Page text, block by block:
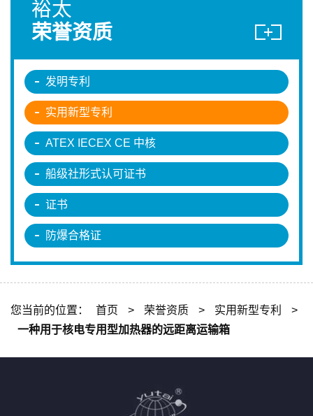
裕太
荣誉资质
发明专利
实用新型专利
ATEX IECEX CE 中核
船级社形式认可证书
证书
防爆合格证
您当前的位置： 首页 > 荣誉资质 > 实用新型专利
>
一种用于核电专用型加热器的远距离运输箱